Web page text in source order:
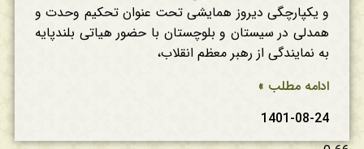
و یکپارچگی دیروز همایشی تحت عنوان تحکیم وحدت و
همدلی در سیستان و بلوچستان با حضور هیاتی بلندپایه
به نمایندگی از رهبر معظم انقلاب،
ادامه مطلب »
1401-08-24